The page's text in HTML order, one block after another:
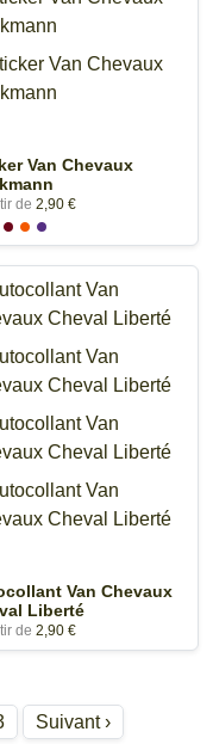
Van Chevaux
de 2,90 €
Van Chevaux
Liberté
de 2,90 €
Suivant ›